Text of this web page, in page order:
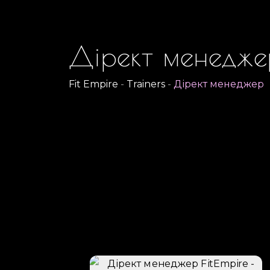
Дірект
Fit Empire - Trainers - Дірект менеджер